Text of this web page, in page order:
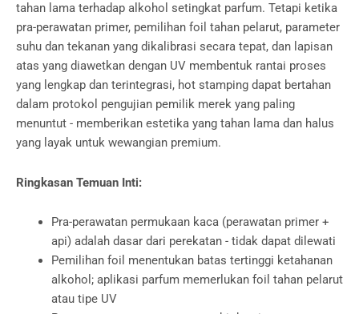
tahan lama terhadap alkohol setingkat parfum. Tetapi ketika
pra-perawatan primer, pemilihan foil tahan pelarut, parameter
suhu dan tekanan yang dikalibrasi secara tepat, dan lapisan
atas yang diawetkan dengan UV membentuk rantai proses
yang lengkap dan terintegrasi, hot stamping dapat bertahan
dalam protokol pengujian pemilik merek yang paling
menuntut - memberikan estetika yang tahan lama dan halus
yang layak untuk wewangian premium.
Ringkasan Temuan Inti:
Pra-perawatan permukaan kaca (perawatan primer +
api) adalah dasar dari perekatan - tidak dapat dilewati
Pemilihan foil menentukan batas tertinggi ketahanan
alkohol; aplikasi parfum memerlukan foil tahan pelarut
atau tipe UV